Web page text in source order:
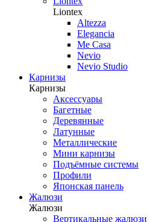
Liontex
Altezza
Elegancia
Me Casa
Nevio
Nevio Studio
Карнизы
Карнизы
Аксессуары
Багетные
Деревянные
Латунные
Металлические
Мини карнизы
Подъёмные системы
Профили
Японская панель
Жалюзи
Жалюзи
Вертикальные жалюзи